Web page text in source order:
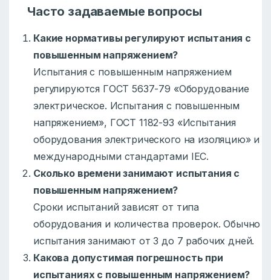
Часто задаваемые вопросы
Какие нормативы регулируют испытания с
повышенным напряжением?
Испытания с повышенным напряжением
регулируются ГОСТ 5637-79 «Оборудование
электрическое. Испытания с повышенным
напряжением», ГОСТ 1182-93 «Испытания
оборудования электрического на изоляцию» и
международными стандартами IEC.
Сколько времени занимают испытания с
повышенным напряжением?
Сроки испытаний зависят от типа
оборудования и количества проверок. Обычно
испытания занимают от 3 до 7 рабочих дней.
Какова допустимая погрешность при
испытаниях с повышенным напряжением?